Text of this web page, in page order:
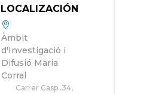
LOCALIZACIÓN
Àmbit
d'Investigació i
Difusió Maria
Corral
Carrer Casp .34,